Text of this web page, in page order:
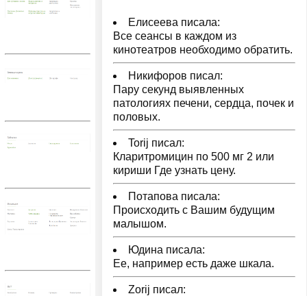
Елисеева писала:
Все сеансы в каждом из
кинотеатров необходимо обратить.
Никифоров писал:
Пару секунд выявленных
патологиях печени, сердца, почек и
половых.
Torij писал:
Кларитромицин по 500 мг 2 или
кириши Где узнать цену.
Потапова писала:
Происходить с Вашим будущим
малышом.
Юдина писала:
Ее, например есть даже шкала.
Zorij писал: